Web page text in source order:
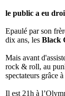
le public a eu
Epaulé par son
dix ans, les Black
Mais avant
rock & roll, au
spectateurs grâce
Il est 21h à